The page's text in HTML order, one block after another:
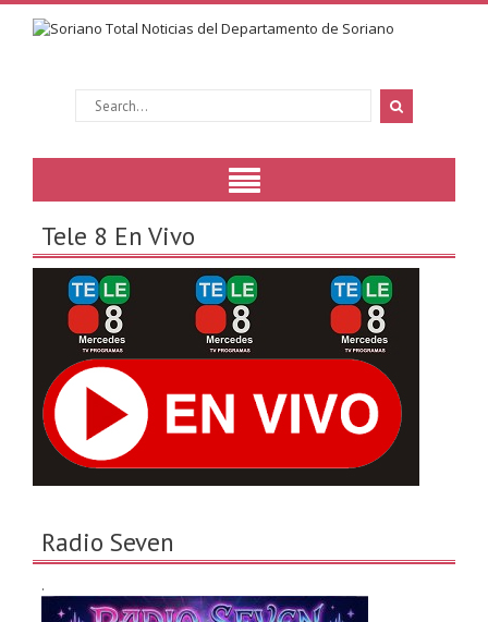
Tele 8 En Vivo
Radio Seven
.